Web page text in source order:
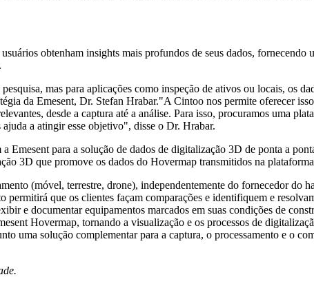
obtenham insights mais profundos de seus dados, fornecendo
mas para aplicações como inspeção de ativos ou locais, os
da Emesent, Dr. Stefan Hrabar."A Cintoo nos permite oferecer
desde a captura até a análise. Para isso, procuramos uma
a atingir esse objetivo", disse o Dr. Hrabar.
para a solução de dados de digitalização 3D de ponta a
3D que promove os dados do Hovermap transmitidos na
(móvel, terrestre, drone), independentemente do fornecedor
que os clientes façam comparações e identifiquem e
e documentar equipamentos marcados em suas condições de
Hovermap, tornando a visualização e os processos de
uma solução complementar para a captura, o processamento e o